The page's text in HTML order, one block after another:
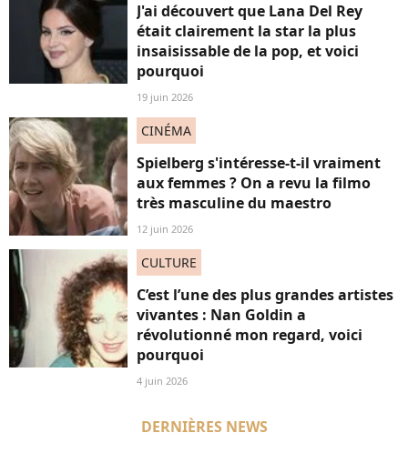
J'ai découvert que Lana Del Rey
était clairement la star la plus
insaisissable de la pop, et voici
pourquoi
19 juin 2026
CINÉMA
Spielberg s'intéresse-t-il vraiment
aux femmes ? On a revu la filmo
très masculine du maestro
12 juin 2026
CULTURE
C’est l’une des plus grandes artistes
vivantes : Nan Goldin a
révolutionné mon regard, voici
pourquoi
4 juin 2026
DERNIÈRES NEWS